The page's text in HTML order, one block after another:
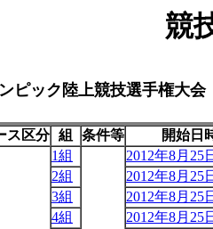
競
ピック陸上競技選手権大会
ス区分 組 条件等
開始日
1組
2012年8月25
2組
2012年8月25
3組
2012年8月25
4組
2012年8月25